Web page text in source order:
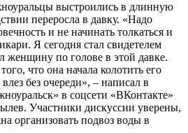
выстроились в длинную
переросла в давку. «Надо
и не начинать толкаться и
Я сегодня стал свидетелем
женщину по голове в этой давке.
что она начала колотить его
без очереди», – написал в
в соцсети «ВКонтакте»
Участники дискуссии уверены,
организовать подвоз воды в